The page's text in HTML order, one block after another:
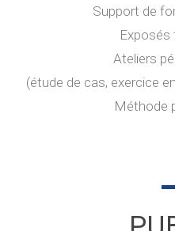
Support de
Exposés
Ateliers
(étude de cas, exercice
Méthode